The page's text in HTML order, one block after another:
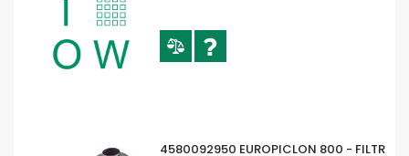
4580092950 EUROPICLON 800 - FILTR